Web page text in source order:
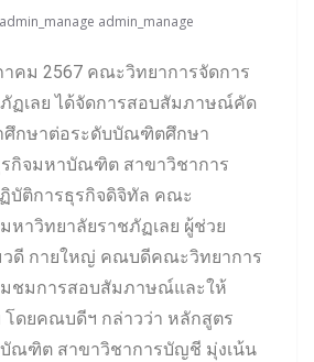
admin_manage admin_manage
คม 2567 คณะวิทยาการจัดการ
ฏเลย ได้จัดการสอบสัมภาษณ์คัด
ศึกษาต่อระดับบัณฑิตศึกษา
กิจมหาบัณฑิต สาขาวิชาการ
ติการธุรกิจดิจิทัล คณะ
หาวิทยาลัยราชภัฏเลย ผู้ช่วย
วดี กายใหญ่ คณบดีคณะวิทยาการ
มชมการสอบสัมภาษณ์และให้
โดยคณบดีฯ กล่าวว่า หลักสูตร
ณฑิต สาขาวิชาการบัญชี มุ่งเน้น